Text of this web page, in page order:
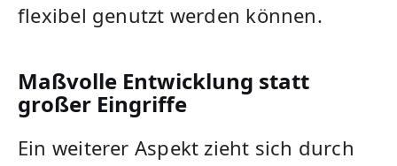
flexibel genutzt werden können.
Maßvolle Entwicklung statt
großer Eingriffe
Ein weiterer Aspekt zieht sich durch